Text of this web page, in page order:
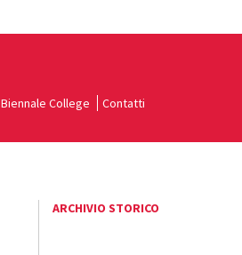
Biennale College Contatti
ARCHIVIO STORICO